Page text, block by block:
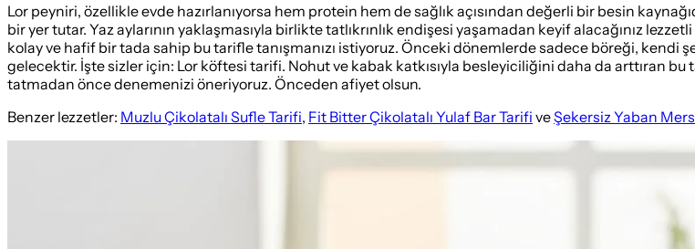
Lor peyniri, özellikle evde hazırlanıyorsa hem protein hem de sağlık açısından değerli bir besin
bir yer tutar. Yaz aylarının yaklaşmasıyla birlikte tatlıkrınlık endişesi yaşamadan keyif alacağınız
kolay ve hafif bir tada sahip bu tarifle tanışmanızı istiyoruz. Önceki dönemlerde sadece böreği, kendi
gelecektir. İşte sizler için: Lor köftesi tarifi. Nohut ve kabak katkısıyla besleyiciliğini daha da arttıran
tatmadan önce denemenizi öneriyoruz. Önceden afiyet olsun.
Benzer lezzetler: Muzlu Çikolatalı Sufle Tarifi, Fit Bitter Çikolatalı Yulaf Bar Tarifi veŞekersiz Yaban